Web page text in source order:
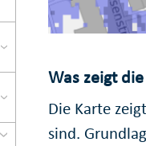
Was zeigt
Die Karte
sind.